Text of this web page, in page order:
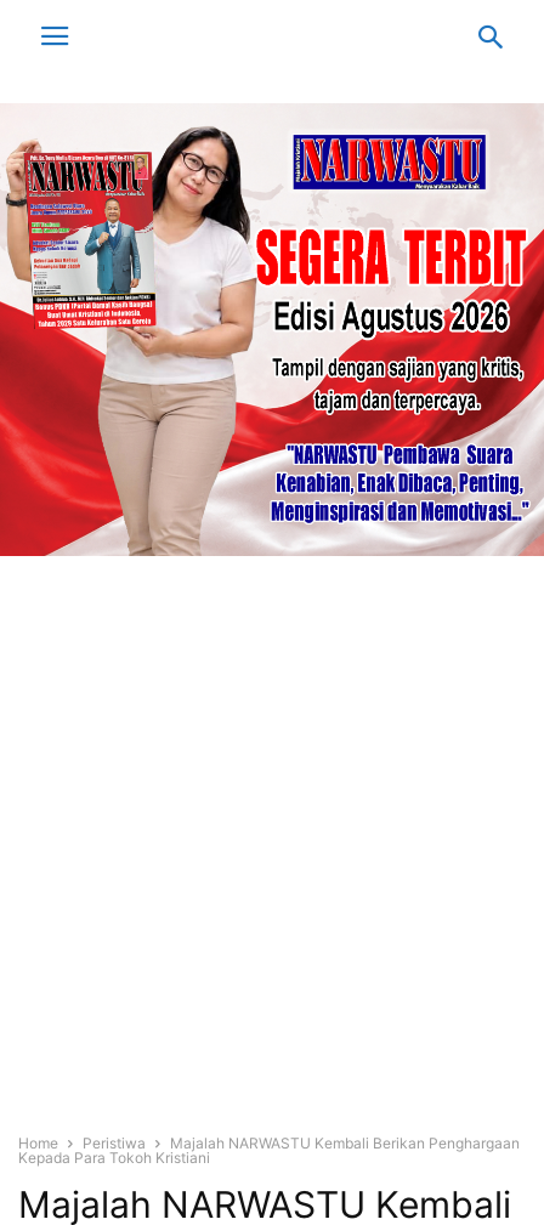
Home Peristiwa
Majalah NARWASTU Kembali Berikan Penghargaan
Kepada Para Tokoh Kristiani
Majalah NARWASTU Kembali